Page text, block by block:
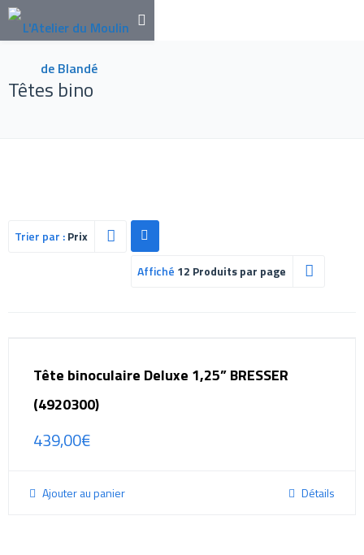
Têtes bino
Trier par :Prix
Affiché 12 Produits par page
Tête binoculaire Deluxe 1,25” BRESSER
(4920300)
439,00€
Ajouter au panier Détails